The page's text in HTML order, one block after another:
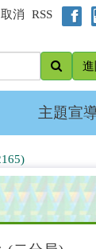
取消 RSS
主題宣